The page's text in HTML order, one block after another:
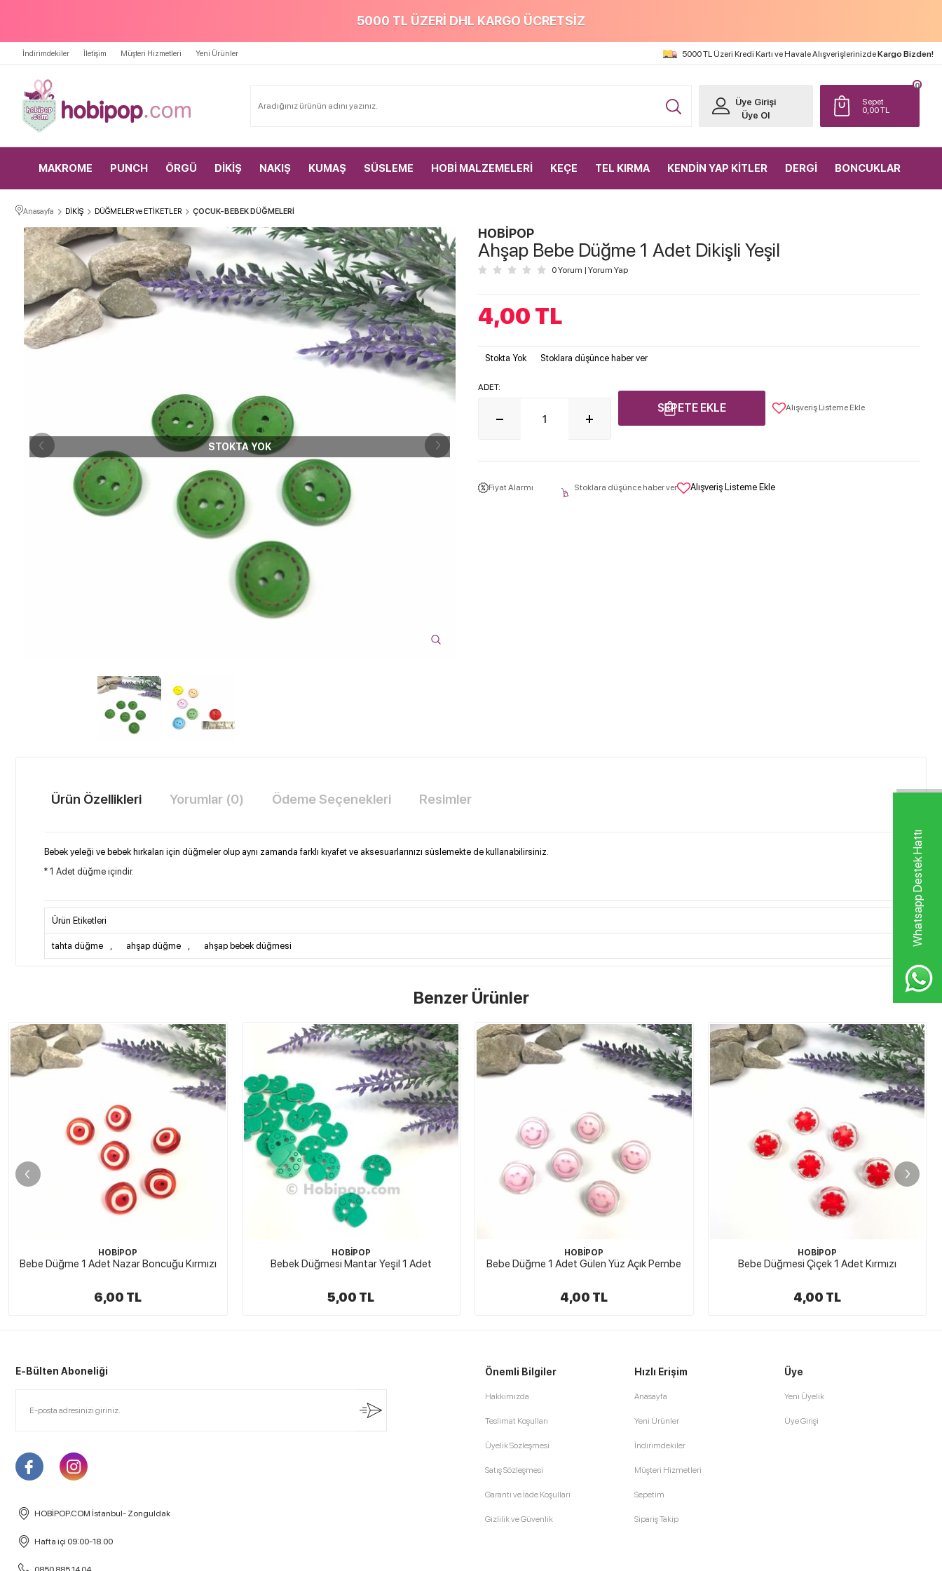
Whatsapp Destek Hattı
5000 TL ÜZERİ DHL KARGO ÜCRETSİZ
İndirimdekiler İletişim Müşteri Hizmetleri Yeni Ürünler 5000 TL Üzeri Kredi Kartı ve Havale AlışverişlerinizdeKargo Bizden!
Sepet
0,00TL
0
Üye Girişi
Üye Ol
MAKROME PUNCH ÖRGÜ DİKİŞ NAKIŞ KUMAŞ SÜSLEME HOBİ MALZEMELERİ KEÇE TEL KIRMA KENDİN YAP KİTLER DERGİ BONCUKLAR
Anasayfa DİKİŞ DÜĞMELER ve ETİKETLER ÇOCUK-BEBEK DÜĞMELERİ
STOKTA YOK
HOBİPOP
Ahşap Bebe Düğme 1 Adet Dikişli Yeşil
0 Yorum | Yorum Yap
4,00 TL
Stokta Yok Stoklara düşünce haber ver
ADET:
SEPETE EKLE Alışveriş Listeme Ekle
Fiyat Alarmı Stoklara düşünce haber ver Alışveriş Listeme Ekle
Ürün Özellikleri Yorumlar (0) Ödeme Seçenekleri Resimler
Bebek yeleği ve bebek hırkaları için düğmeler olup aynı zamanda farklı kıyafet ve aksesuarlarınızı süslemekte de kullanabilirsiniz.
* 1 Adet düğme içindir.
Ürün Etiketleri
tahta düğme , ahşap düğme , ahşap bebek düğmesi
Benzer Ürünler
HOBİPOP
Bebek Düğmesi Mantar Yeşil 1 Adet
5,00 TL
HOBİPOP
Bebe Düğme 1 Adet Gülen Yüz Açık Pembe
4,00 TL
HOBİPOP
Bebe Düğmesi Çiçek 1 Adet Kırmızı
4,00 TL
STOKTA YOK
HOBİPOP
Handmade Ahşap Düğme Sarı 1 Adet
4,00 TL
E-Bülten Aboneliği
HOBİPOP.COM İstanbul- Zonguldak
Hafta içi 09:00-18.00
Önemli Bilgiler
Hakkımızda
Teslimat Koşulları
Üyelik Sözleşmesi
Satış Sözleşmesi
Garanti ve İade Koşulları
Gizlilik ve Güvenlik
Hızlı Erişim
Anasayfa
Yeni Ürünler
İndirimdekiler
Müşteri Hizmetleri
Sepetim
Sipariş Takip
Üye
Yeni Üyelik
Üye Girişi